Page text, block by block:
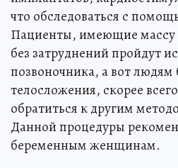
что обследоваться с
Пациенты, имеющие массу
без затруднений пройдут
позвоночника, а вот людям
телосложения, скорее
обратиться к другим
Данной процедуры
беременным женщинам.